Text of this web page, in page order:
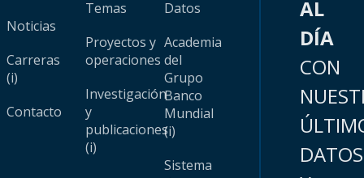
Noticias
Carreras
(i)
Contacto
Temas
Proyectos y
operaciones
Investigación
y
publicaciones
(i)
Datos
Academia
del
Grupo
Banco
Mundial
(i)
Sistema
AL
DÍA
CON
DATOS